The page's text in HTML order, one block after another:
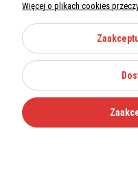
O nas
Informacje
Moje konto
Kategorie
Więcej o plikach cookies